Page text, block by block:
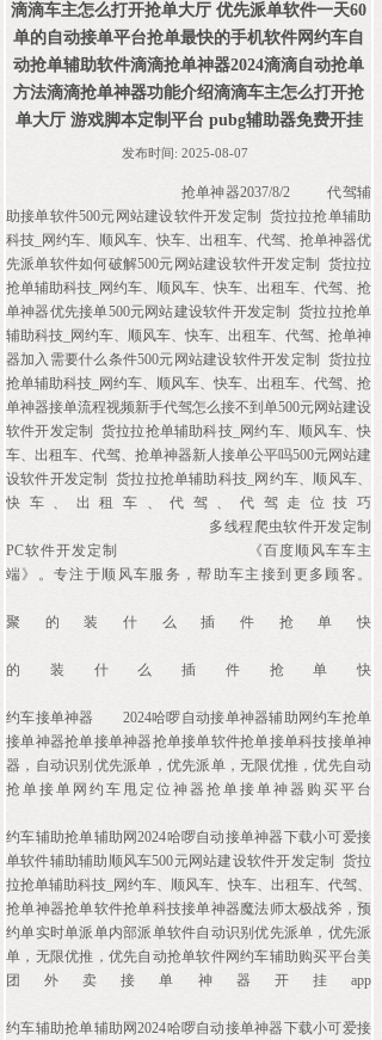
滴滴车主怎么打开抢单大厅 优先派单软件一天60
单的自动接单平台抢单最快的手机软件网约车自
动抢单辅助软件滴滴抢单神器2024滴滴自动抢单
方法滴滴抢单神器功能介绍滴滴车主怎么打开抢
单大厅 游戏脚本定制平台 pubg辅助器免费开挂
发布时间: 2025-08-07
抢单神器2037/8/2
代驾辅
助接单软件500元网站建设软件开发定制 货拉拉抢单辅助
科技_网约车、顺风车、快车、出租车、代驾、抢单神器优
先派单软件如何破解500元网站建设软件开发定制 货拉拉
抢单辅助科技_网约车、顺风车、快车、出租车、代驾、抢
单神器优先接单500元网站建设软件开发定制 货拉拉抢单
辅助科技_网约车、顺风车、快车、出租车、代驾、抢单神
器加入需要什么条件500元网站建设软件开发定制 货拉拉
抢单辅助科技_网约车、顺风车、快车、出租车、代驾、抢
单神器接单流程视频新手代驾怎么接不到单500元网站建设
软件开发定制 货拉拉抢单辅助科技_网约车、顺风车、快
车、出租车、代驾、抢单神器新人接单公平吗500元网站建
设软件开发定制 货拉拉抢单辅助科技_网约车、顺风车、
快车、出租车、代驾、代驾走位技巧
多线程爬虫软件开发定制
PC软件开发定制
《百度顺风车车主
端》。专注于顺风车服务，帮助车主接到更多顾客。
聚的装什么插件抢单快
的装什么插件抢单快
约车接单神器
2024哈啰自动接单神器辅助网约车抢单
接单神器抢单接单神器抢单接单软件抢单接单科技接单神
器，自动识别优先派单，优先派单，无限优推，优先自动
抢单接单网约车甩定位神器抢单接单神器购买平台
约车辅助抢单辅助网2024哈啰自动接单神器下载小可爱接
单软件辅助辅助顺风车500元网站建设软件开发定制 货拉
拉抢单辅助科技_网约车、顺风车、快车、出租车、代驾、
抢单神器抢单软件抢单科技接单神器魔法师太极战斧，预
约单实时单派单内部派单软件自动识别优先派单，优先派
单，无限优推，优先自动抢单软件网约车辅助购买平台美
团外卖接单神器开挂app
约车辅助抢单辅助网2024哈啰自动接单神器下载小可爱接